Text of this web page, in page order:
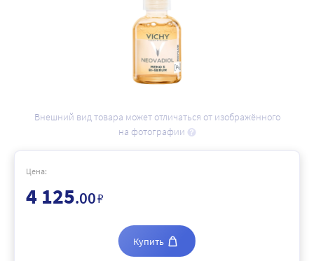
Внешний вид товара может отличаться от изображённого
на фотографии
Цена:
4 125.00₽
Купить